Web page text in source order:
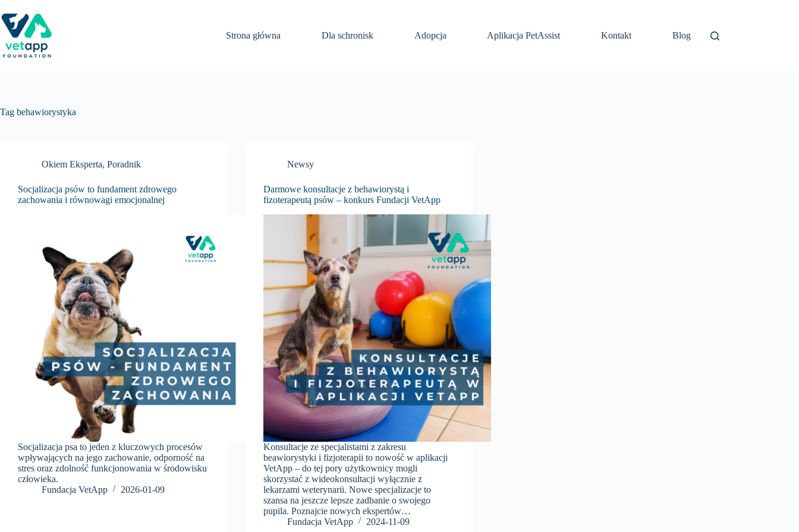
do
treści
Strona główna
Dla schronisk Adopcja Aplikacja PetAssist Kontakt Blog
Tag behawiorystyka
Okiem Eksperta, Poradnik
Socjalizacja psów to fundament zdrowego
zachowania i równowagi emocjonalnej
Socjalizacja psa to jeden z kluczowych procesów
wpływających na jego zachowanie, odporność na
stres oraz zdolność funkcjonowania w środowisku
człowieka.
Fundacja VetApp
2026-01-09
Newsy
Darmowe konsultacje z behawiorystą i
fizoterapeutą psów – konkurs Fundacji VetApp
Konsultacje ze specjalistami z zakresu
beawiorystyki i fizjoterapii to nowość w aplikacji
VetApp – do tej pory użytkownicy mogli
skorzystać z wideokonsultacji wyłącznie z
lekarzami weterynarii. Nowe specjalizacje to
szansa na jeszcze lepsze zadbanie o swojego
pupila. Poznajcie nowych ekspertów…
Fundacja VetApp
2024-11-09